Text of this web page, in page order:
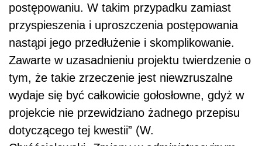
postępowaniu. W takim przypadku zamiast
przyspieszenia i uproszczenia postępowania
nastąpi jego przedłużenie i skomplikowanie.
Zawarte w uzasadnieniu projektu twierdzenie o
tym, że takie zrzeczenie jest niewzruszalne
wydaje się być całkowicie gołosłowne, gdyż w
projekcie nie przewidziano żadnego przepisu
dotyczącego tej kwestii” (W.